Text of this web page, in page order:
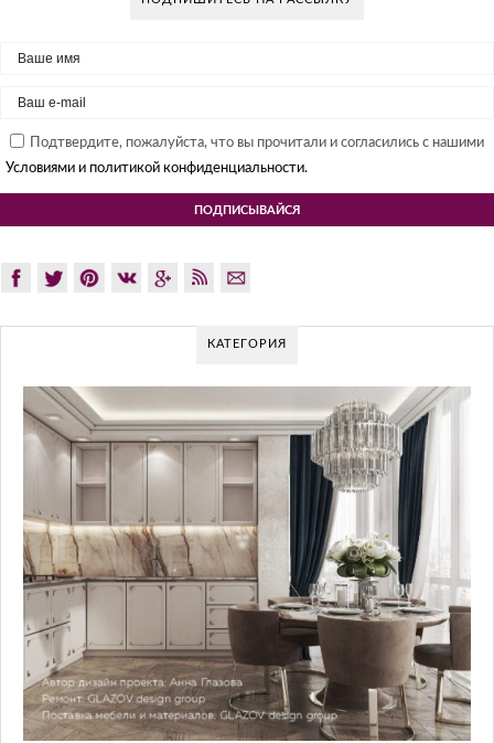
Подтвердите, пожалуйста, что вы прочитали и согласились с нашими
Условиями и политикой конфиденциальности.
КАТЕГОРИЯ